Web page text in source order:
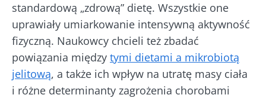
standardową „zdrową” dietę. Wszystkie one
uprawiały umiarkowanie intensywną aktywność
fizyczną. Naukowcy chcieli też zbadać
powiązania między tymi dietami a mikrobiotą
jelitową, a także ich wpływ na utratę masy ciała
i różne determinanty zagrożenia chorobami